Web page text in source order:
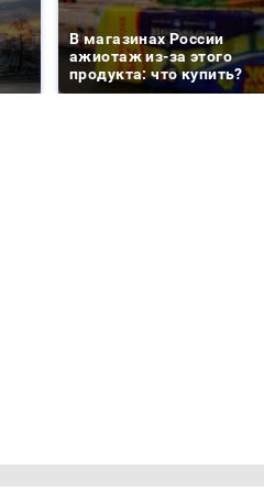
В магазинах России
ажиотаж из-за этого
продукта: что купить?